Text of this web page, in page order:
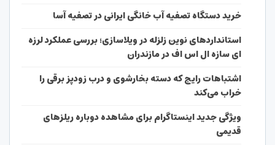
خرید دستگاه تصفیه آب خانگی ایرانی در تصفیه آسا
استانداردهای نوین زلزله در ویلاسازی؛ بررسی عملکرد لرزه
ای سازه ال اس اف در مازندران
اشتباهات رایج که دسته بخارشوی و درب زودپز برقی را
خراب می‌کند
ویژگی جدید اینستاگرام برای مشاهده دوباره ریلزهای
قدیمی